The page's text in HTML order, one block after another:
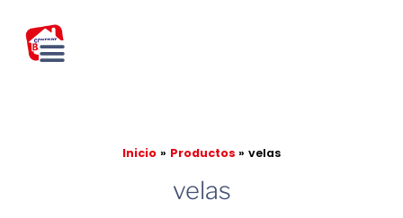
contenido
Inicio Productos velas
velas